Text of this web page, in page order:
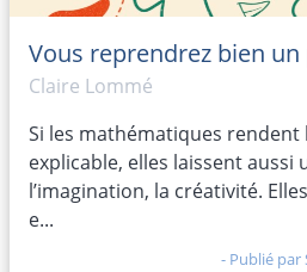
Vous reprendrez bien
Claire Lommé
Si les mathématiques rendent
explicable, elles laissent aussi
l’imagination, la créativité.
e...
- Publié par